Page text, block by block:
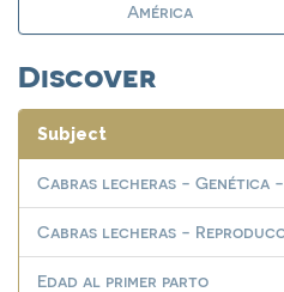
América
Discover
Subject
Cabras lecheras - Genética -
Cabras lecheras -
Edad al primer parto